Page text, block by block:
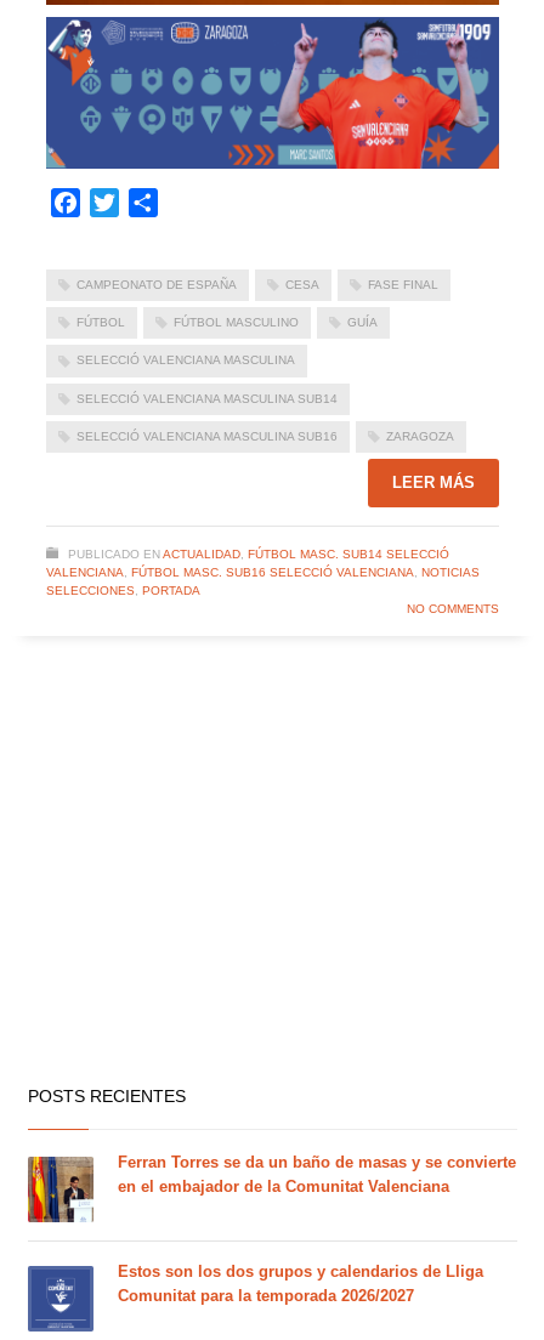
Facebook
Twitter
CAMPEONATO DE ESPAÑA CESA FASE FINAL
FÚTBOL FÚTBOL MASCULINO GUÍA
SELECCIÓ VALENCIANA MASCULINA
SELECCIÓ VALENCIANA MASCULINA SUB14
SELECCIÓ VALENCIANA MASCULINA SUB16 ZARAGOZA
LEER MÁS
PUBLICADO EN ACTUALIDAD, FÚTBOL MASC. SUB14 SELECCIÓ
VALENCIANA, FÚTBOL MASC. SUB16 SELECCIÓ VALENCIANA, NOTICIAS
SELECCIONES, PORTADA
NO COMMENTS
POSTS RECIENTES
Ferran Torres se da un baño de masas y se convierte
en el embajador de la Comunitat Valenciana
Estos son los dos grupos y calendarios de Lliga
Comunitat para la temporada 2026/2027